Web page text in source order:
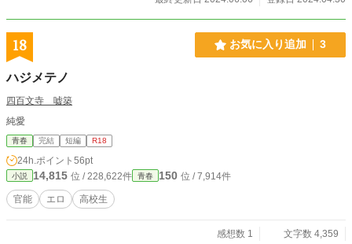
18 お気に入り追加 3
ハジメテノ
四百文寺 嘘築
純愛
青春 完結 短編 R18
24h.ポイント 56pt
小説 14,815 位 / 228,622件 青春 150 位 / 7,914件
官能 エロ 高校生
感想数 1
文字数 4,359